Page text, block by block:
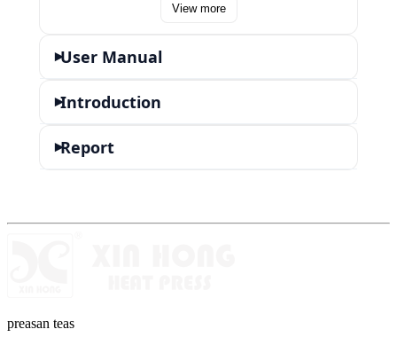
View more
▾User Manual
▾Introduction
▾Report
preasan teas